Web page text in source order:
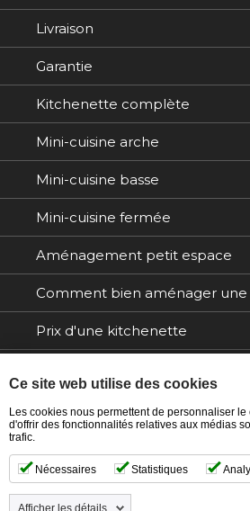
Livraison
Garantie
Kitchenette complète
Mini-cuisine arche
Mini-cuisine basse
Mini-cuisine fermée
Aménagement petit espace
Comment bien aménager
Prix d'une kitchenette
Tables / Chaises
Ce site web utilise des cookies
Les cookies nous permettent de personnaliser
d'offrir des fonctionnalités relatives aux médias
trafic.
Nécessaires Statistiques
Afficher les détails